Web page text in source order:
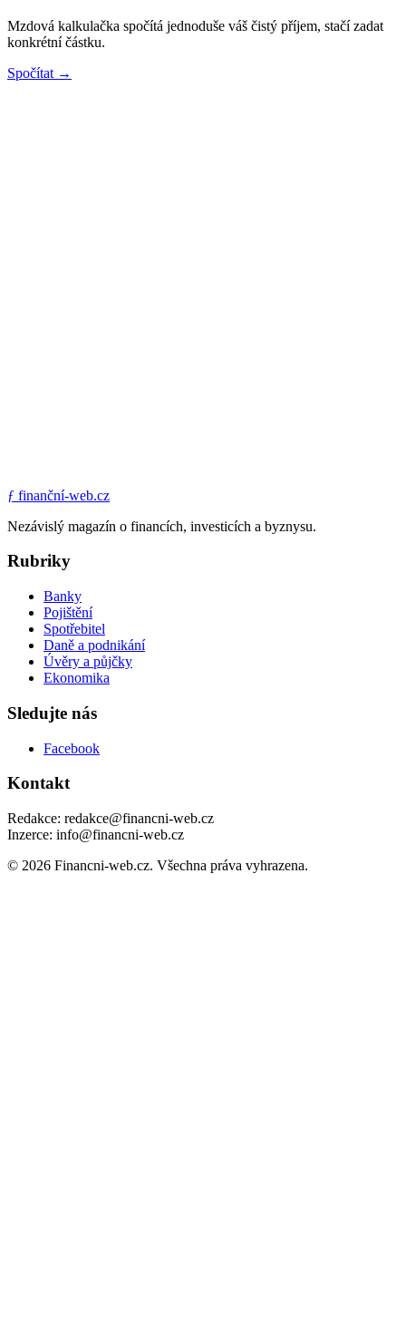
Mzdová kalkulačka spočítá jednoduše váš čistý příjem, stačí zadat
konkrétní částku.
Spočítat →
ƒ finanční-web.cz
Nezávislý magazín o financích, investicích a byznysu.
Rubriky
Banky
Pojištění
Spotřebitel
Daně a podnikání
Úvěry a půjčky
Ekonomika
Sledujte nás
Facebook
Kontakt
Redakce: redakce@financni-web.cz
Inzerce: info@financni-web.cz
© 2026 Financni-web.cz. Všechna práva vyhrazena.